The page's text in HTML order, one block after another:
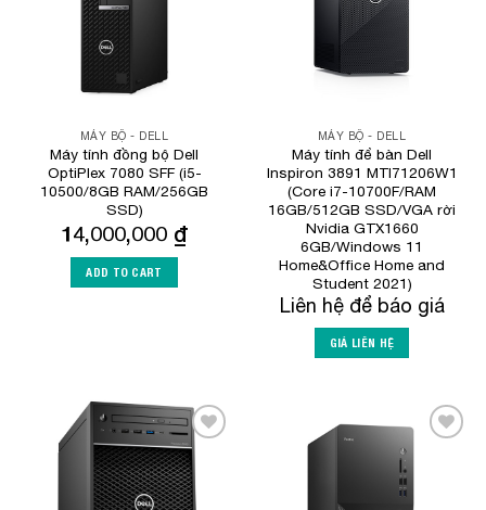
MÁY BỘ - DELL
Máy tính đồng bộ Dell
OptiPlex 7080 SFF (i5-
10500/8GB RAM/256GB
SSD)
14,000,000 ₫
ADD TO CART
MÁY BỘ - DELL
Máy tính để bàn Dell
Inspiron 3891 MTI71206W1
(Core i7-10700F/RAM
16GB/512GB SSD/VGA rời
Nvidia GTX1660
6GB/Windows 11
Home&Office Home and
Student 2021)
Liên hệ để báo giá
GIÁ LIÊN HỆ
Add to
Wishlist